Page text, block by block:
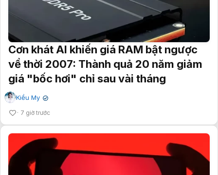
Cơn khát AI khiến giá RAM bật ngược
về thời 2007: Thành quả 20 năm giảm
giá "bốc hơi" chỉ sau vài tháng
Kiều My ✔
7 giờ trước